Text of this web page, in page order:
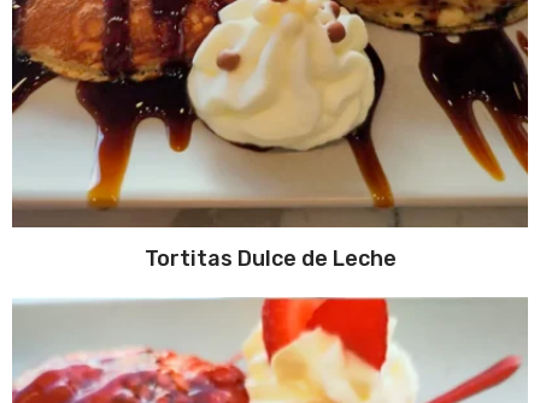
Tortitas Dulce de Leche